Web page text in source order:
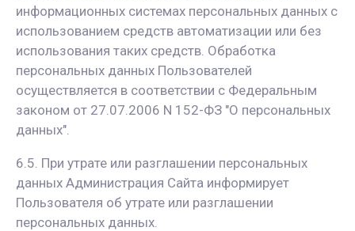
информационных системах персональных данных с
использованием средств автоматизации или без
использования таких средств. Обработка
персональных данных Пользователей
осуществляется в соответствии с Федеральным
законом от 27.07.2006 N 152-ФЗ "О персональных
данных".
6.5. При утрате или разглашении персональных
данных Администрация Сайта информирует
Пользователя об утрате или разглашении
персональных данных.